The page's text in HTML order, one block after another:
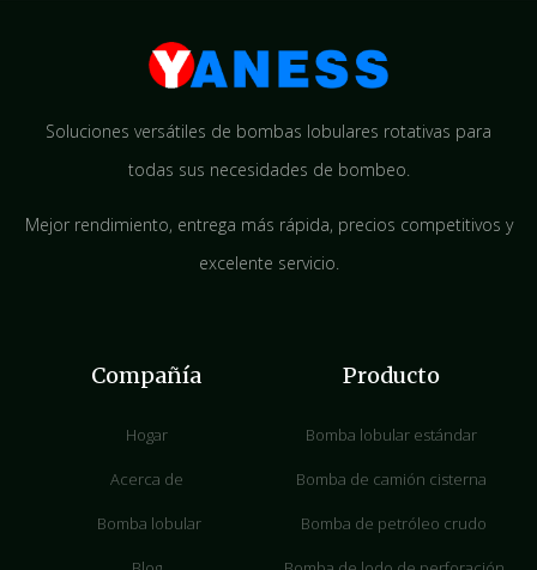
Soluciones versátiles de bombas lobulares rotativas para
todas sus necesidades de bombeo.
Mejor rendimiento, entrega más rápida, precios competitivos y
excelente servicio.
Compañía
Hogar
Acerca de
Bomba lobular
Producto
Bomba lobular estándar
Bomba de camión cisterna
Bomba de petróleo crudo